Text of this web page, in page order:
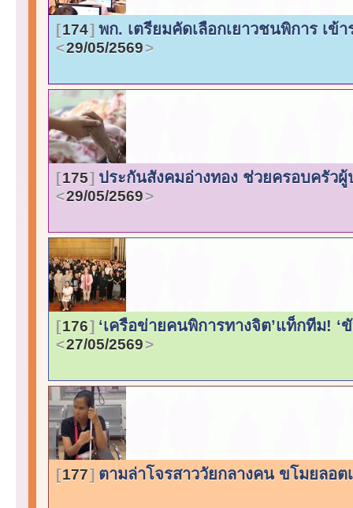
174 พก. เตรียมคัดเลือกเยาวชนพิการ เ
29/05/2569
175 ประกันสังคมอ่างทอง ช่วยครอบครัว
29/05/2569
176 ‘เครือข่ายคนพิการทางจิต’แท็กทีม! ‘
27/05/2569
177 ตามล่าโจรสาววัยกลางคน ขโมยลอ